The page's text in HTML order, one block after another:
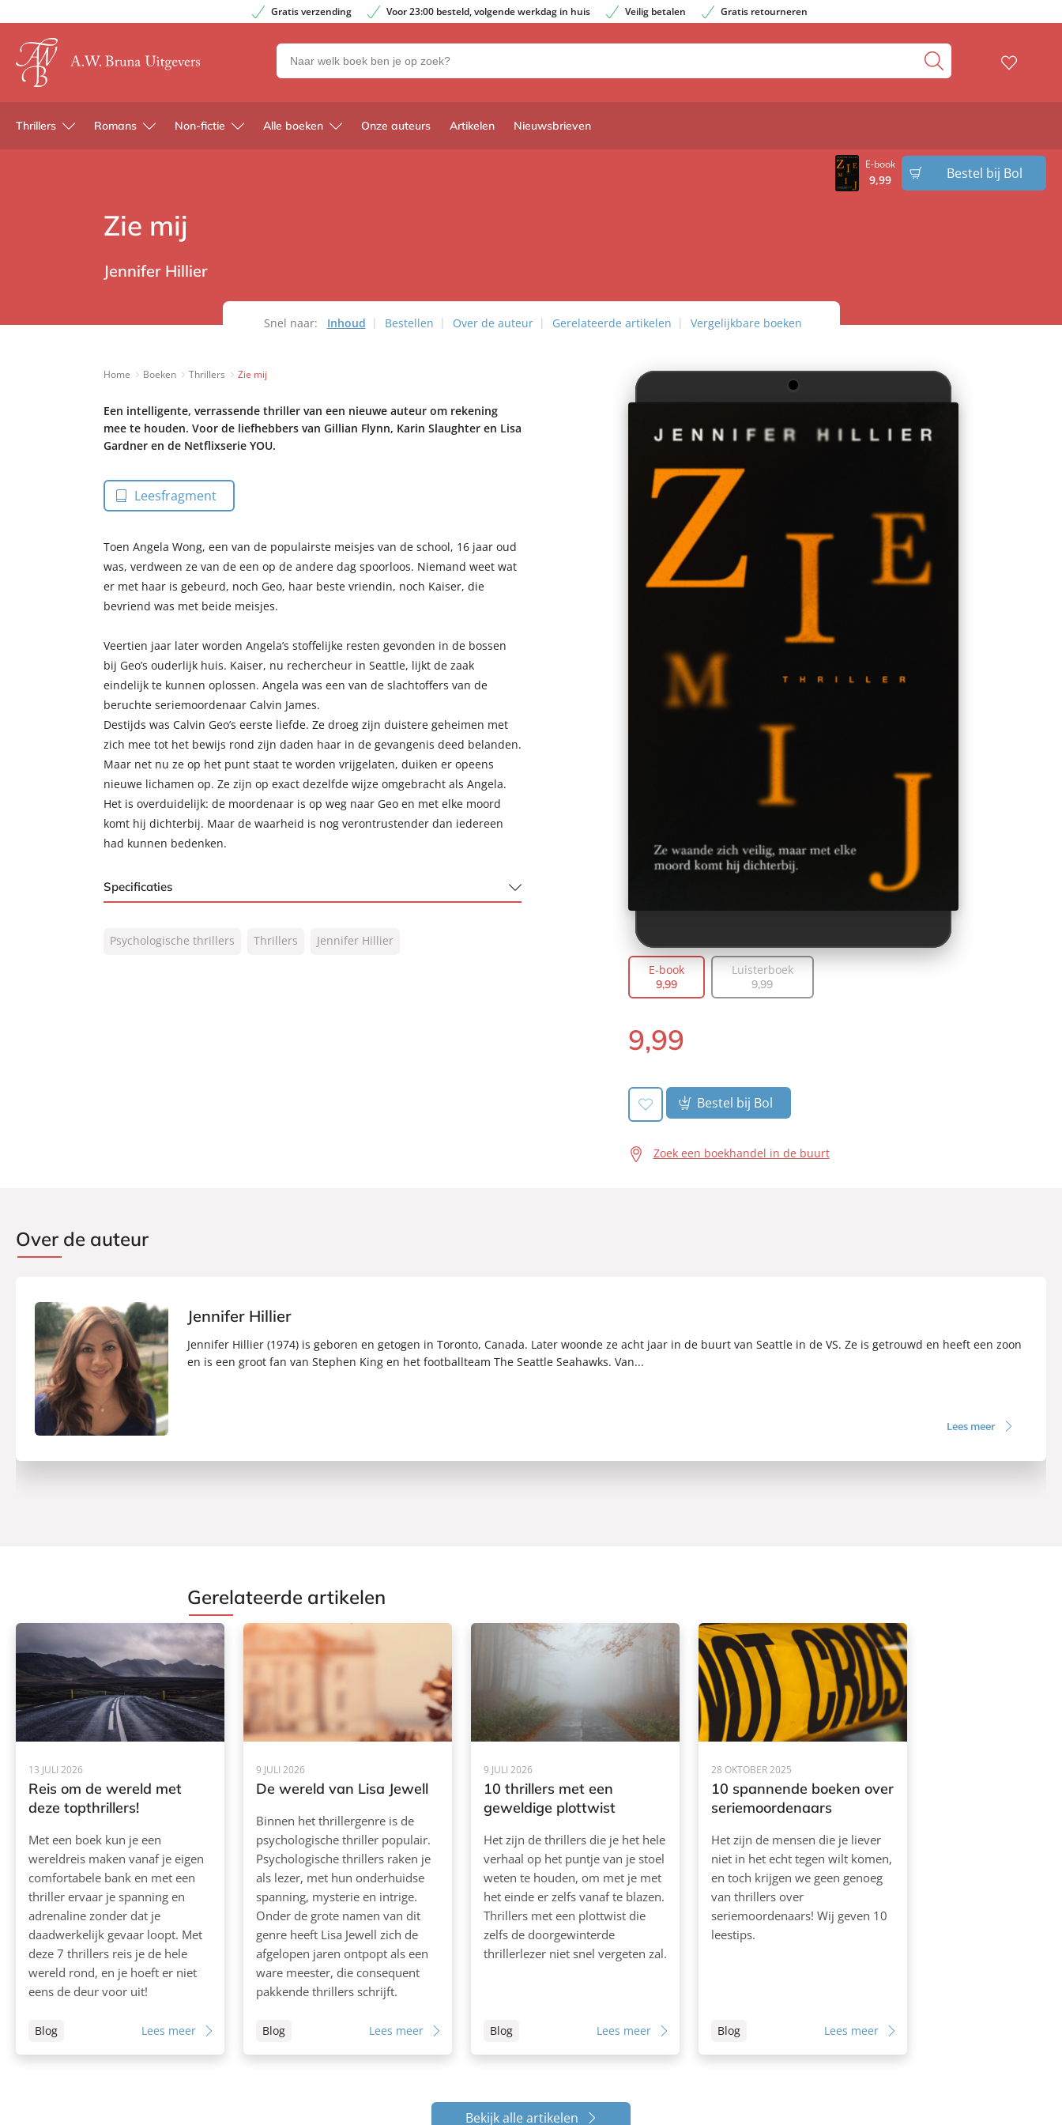
Gratis verzending Voor 23:00 besteld, volgende werkdag in huis Veilig betalen Gratis retourneren
Zoeken
naar
en
uitgevers
Thrillers Romans Non-fictie Alle boeken Onze auteurs Artikelen Nieuwsbrieven
E-book
9,99 Bestel bij Bol
Zie mij
Jennifer Hillier
Snel naar: Inhoud Bestellen Over de auteur Gerelateerde artikelen Vergelijkbare boeken
Home Boeken Thrillers Zie mij
Een intelligente, verrassende thriller van een nieuwe auteur om rekening
mee te houden. Voor de liefhebbers van Gillian Flynn, Karin Slaughter en Lisa
Gardner en de Netflixserie YOU.
Leesfragment
Toen Angela Wong, een van de populairste meisjes van de school, 16 jaar oud
was, verdween ze van de een op de andere dag spoorloos. Niemand weet wat
er met haar is gebeurd, noch Geo, haar beste vriendin, noch Kaiser, die
bevriend was met beide meisjes.
Veertien jaar later worden Angela’s stoffelijke resten gevonden in de bossen
bij Geo’s ouderlijk huis. Kaiser, nu rechercheur in Seattle, lijkt de zaak
eindelijk te kunnen oplossen. Angela was een van de slachtoffers van de
beruchte seriemoordenaar Calvin James.
Destijds was Calvin Geo’s eerste liefde. Ze droeg zijn duistere geheimen met
zich mee tot het bewijs rond zijn daden haar in de gevangenis deed belanden.
Maar net nu ze op het punt staat te worden vrijgelaten, duiken er opeens
nieuwe lichamen op. Ze zijn op exact dezelfde wijze omgebracht als Angela.
Het is overduidelijk: de moordenaar is op weg naar Geo en met elke moord
komt hij dichterbij. Maar de waarheid is nog verontrustender dan iedereen
had kunnen bedenken.
Specificaties
NUR:
332
Psychologische thrillers Thrillers
Jennifer Hillier
E-book
9,99
Luisterboek
9,99
E-
book:
9,99
Bestel bij Bol
Zoek een boekhandel in de buurt
Over de auteur
Jennifer Hillier
Jennifer Hillier (1974) is geboren en getogen in Toronto, Canada. Later woonde ze acht jaar in de buurt van Seattle in de VS. Ze is getrouwd en heeft een zoon
en is een groot fan van Stephen King en het footballteam The Seattle Seahawks. Van...
Lees meer
Gerelateerde artikelen
13 JULI 2026
Reis om de wereld met
deze topthrillers!
Met een boek kun je een
wereldreis maken vanaf je eigen
comfortabele bank en met een
thriller ervaar je spanning en
adrenaline zonder dat je
daadwerkelijk gevaar loopt. Met
deze 7 thrillers reis je de hele
wereld rond, en je hoeft er niet
eens de deur voor uit!
Blog Lees meer
9 JULI 2026
De wereld van Lisa Jewell
Binnen het thrillergenre is de
psychologische thriller populair.
Psychologische thrillers raken je
als lezer, met hun onderhuidse
spanning, mysterie en intrige.
Onder de grote namen van dit
genre heeft Lisa Jewell zich de
afgelopen jaren ontpopt als een
ware meester, die consequent
pakkende thrillers schrijft.
Blog Lees meer
9 JULI 2026
10 thrillers met een
geweldige plottwist
Het zijn de thrillers die je het hele
verhaal op het puntje van je stoel
weten te houden, om met je met
het einde er zelfs vanaf te blazen.
Thrillers met een plottwist die
zelfs de doorgewinterde
thrillerlezer niet snel vergeten zal.
Blog Lees meer
28 OKTOBER 2025
10 spannende boeken over
seriemoordenaars
Het zijn de mensen die je liever
niet in het echt tegen wilt komen,
en toch krijgen we geen genoeg
van thrillers over
seriemoordenaars! Wij geven 10
leestips.
Blog Lees meer
Bekijk alle artikelen